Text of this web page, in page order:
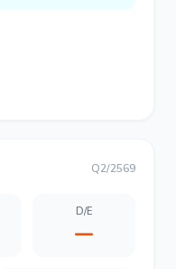
Q2/2569
D/E
—